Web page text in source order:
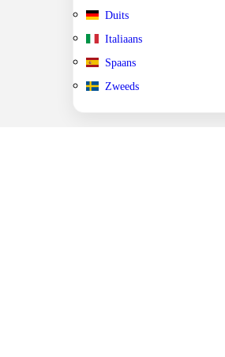
Duits
Italiaans
Spaans
Zweeds